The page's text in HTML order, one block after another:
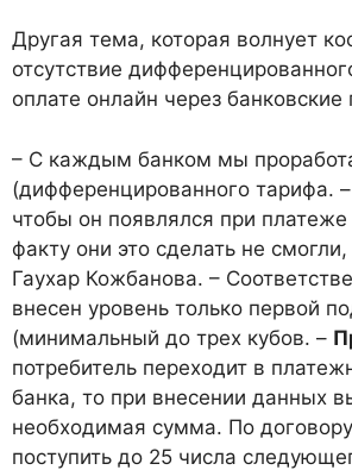
Другая тема, которая волнует
отсутствие
оплате онлайн через
– С каждым банком мы
(дифференцированного тарифа. –
чтобы он появлялся при
факту они это сделать не смогли,
Гаухар Кожбанова. –
внесен уровень только первой
(минимальный до трех кубов. –
потребитель переходит в
банка, то при внесении данных
необходимая сумма. По
поступить до 25 числа